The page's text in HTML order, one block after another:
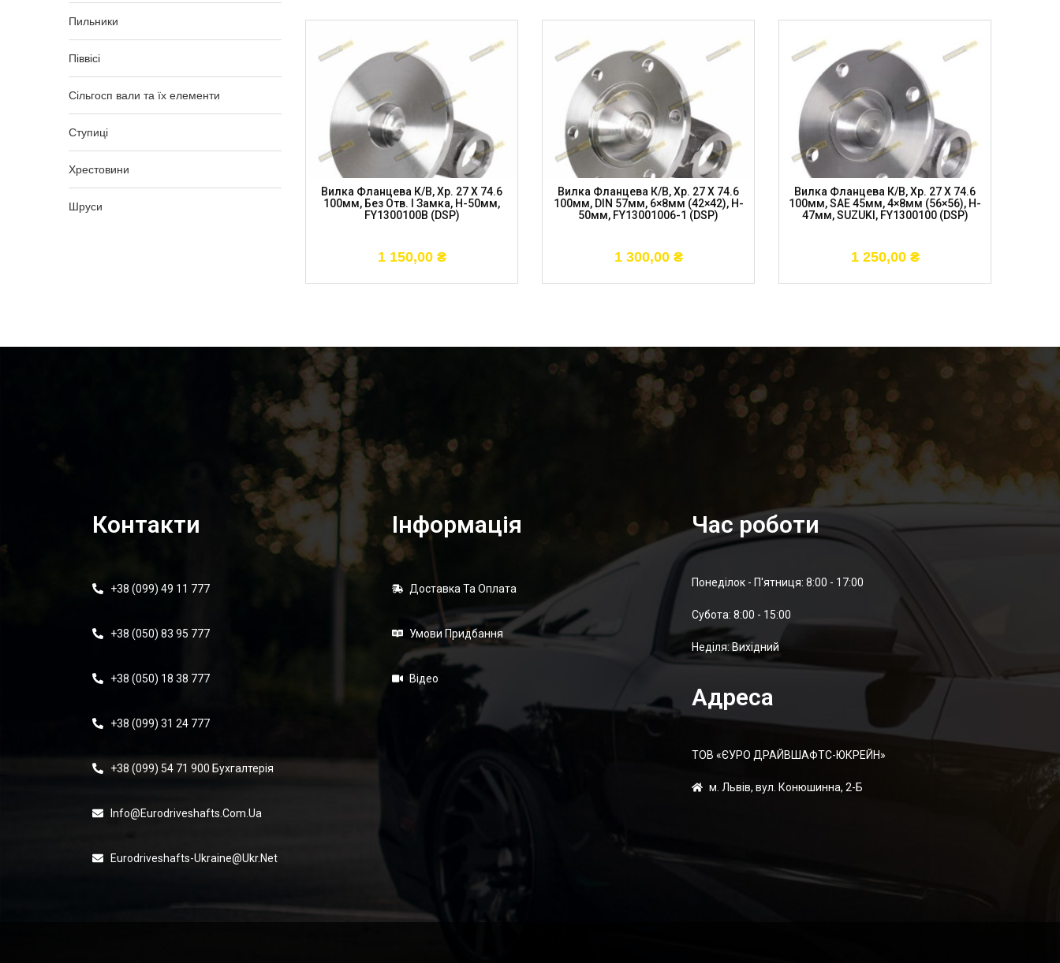
Пильники
Піввісі
Сільгосп вали та їх елементи
Ступиці
Хрестовини
Шруси
Фланець Зі Шліцами 7C 22 Шл, H-
73мм, Komatsu, FL7C22 (DRIVESHAFT
Вилка Фланцева К/в, Хр. 27 X 74.6
100мм, Без Отв. І Замка, H-50мм,
FY1300100B (DSP)
1 150,00 ₴
Вилка Фланцева К/в, Хр. 27 X 74.6
100мм, DIN 57мм, 6×8мм (42×42), H-
50мм, FY13001006-1 (DSP)
1 300,00 ₴
Вилка Фланцева К/в, Хр. 27 X 74.6
100мм, SAE 45мм, 4×8мм (56×56), H-
47мм, SUZUKI, FY1300100 (DSP)
1 250,00 ₴
Контакти
+38 (099) 49 11 777
+38 (050) 83 95 777
+38 (050) 18 38 777
+38 (099) 31 24 777
+38 (099) 54 71 900 Бухгалтерія
Info@eurodriveshafts.com.ua
Eurodriveshafts-Ukraine@ukr.net
Інформація
Доставка Та Оплата
Умови Придбання
Відео
Час роботи
Понеділок - П'ятниця: 8:00 - 17:00
Суботa: 8:00 - 15:00
Неділя: Вихідний
Адреса
ТОВ «ЄУРО ДРАЙВШАФТC-ЮКРЕЙН»
м. Львів, вул. Конюшинна, 2-Б